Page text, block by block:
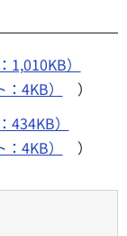
）
4KB）
）
）
4KB） ）